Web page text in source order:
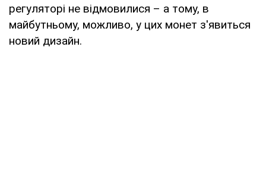
регуляторі не відмовилися – а тому, в
майбутньому, можливо, у цих монет з'явиться
новий дизайн.